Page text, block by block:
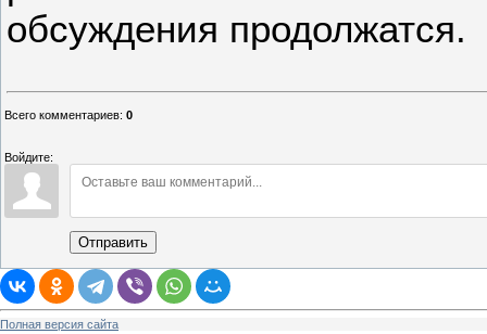
обсуждения продолжатся.
Всего комментариев: 0
Войдите:
Отправить
Полная версия сайта